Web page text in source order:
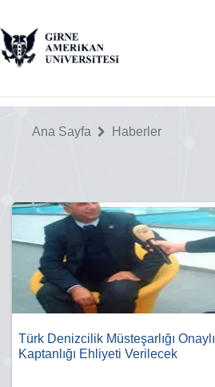
Ana Sayfa Haberler
Türk Denizcilik Müsteşarlığı
Kaptanlığı Ehliyeti Verilecek